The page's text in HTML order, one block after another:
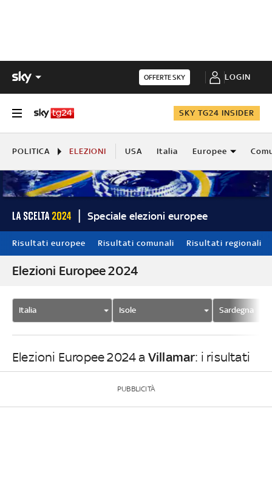
OFFERTE SKY LOGIN
SKY TG24 INSIDER
POLITICA ELEZIONI USA Italia Europee
Speciale elezioni europee
Risultati europee Risultati comunali Risultati regionali
Elezioni Europee 2024
Italia Isole Sardegna
Elezioni Europee 2024 a Villamar: i risultati
PUBBLICITÀ